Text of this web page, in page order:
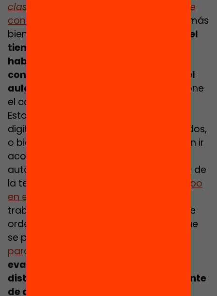
classroom
rompe
con el modelo tradicional
, de carácter más
bien transmisivo, puesto que
traslada el
tiempo que el profesor utilizaba
habitualmente para explicar el
contenido teórico en la clase fuera del
aula
, a través de vídeos donde se expone
el contenido teórico.
Estos vídeos o recursos de aprendizaje
digitales pueden ser, o bien seleccionados,
o bien creados por el profesor, y pueden ir
acompañados de una guía de trabajo
autónomo que permita la comprensión de
la teoría expuesta. En esta línea,
el tiempo
en el aula
trabajar habilidades de pensamiento de
orden superior según la clasificación que
se propone en la
para la era digital
evaluación y la creación a través de
distintas metodologías, en un ambiente
de aprendizaje colaborativo y con el